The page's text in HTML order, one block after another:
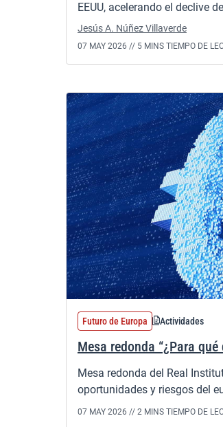
EEUU, acelerando el declive
Jesús A. Núñez Villaverde
07 MAY 2026 // 5 MINS TIEMPO DE
Futuro de Europa Actividades
Mesa redonda “¿Para
Mesa redonda del Real
oportunidades y riesgos del
07 MAY 2026 // 2 MINS TIEMPO DE